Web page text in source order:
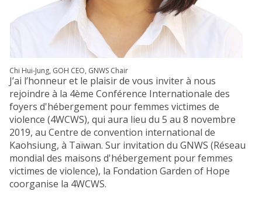
Chi Hui-Jung, GOH CEO, GNWS Chair
J’ai l’honneur et le plaisir de vous inviter à nous
rejoindre à la 4ème Conférence Internationale des
foyers d'hébergement pour femmes victimes de
violence (4WCWS), qui aura lieu du 5 au 8 novembre
2019, au Centre de convention international de
Kaohsiung, à Taïwan. Sur invitation du GNWS (Réseau
mondial des maisons d'hébergement pour femmes
victimes de violence), la Fondation Garden of Hope
coorganise la 4WCWS.